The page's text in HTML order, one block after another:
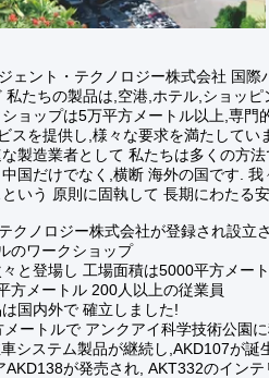
ェント・テクノロジー株式会社 国
私たちの製品は,空港,ホテル,ショッ
ョップは5万平方メートル以上,専
スを提供し,様々な要求を満たして
製造業者として 私たちは多くの方
国だけでなく,横断 海外の国です.
いう 原則に固執して 長期にわたる
クノロジー株式会社が登録され設立
のワークショップ
と登場し 工場面積は5000平方メー
方メートル 200人以上の従業員
国内外で 確立しました!
ートルで アンクアイ科学技術公園
システム製品が継続し,AKD107が
が発売され, AKT332のイン